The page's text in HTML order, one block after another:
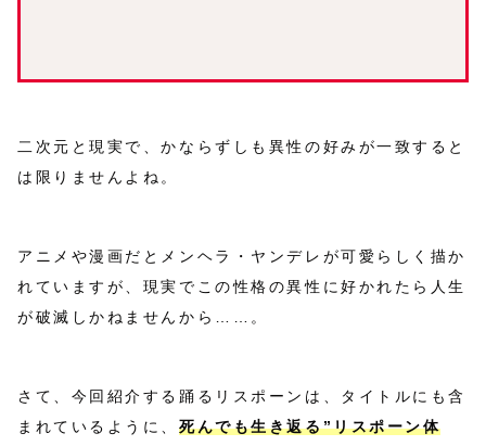
二次元と現実で、かならずしも異性の好みが一致すると
は限りませんよね。
アニメや漫画だとメンヘラ・ヤンデレが可愛らしく描か
れていますが、現実でこの性格の異性に好かれたら人生
が破滅しかねませんから……。
さて、今回紹介する踊るリスポーンは、タイトルにも含
まれているように、死んでも生き返る”リスポーン体